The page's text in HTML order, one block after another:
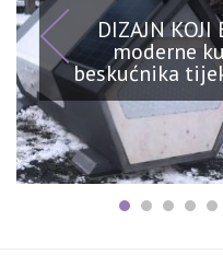
DIZAJN KOJI
moderne
beskućnika